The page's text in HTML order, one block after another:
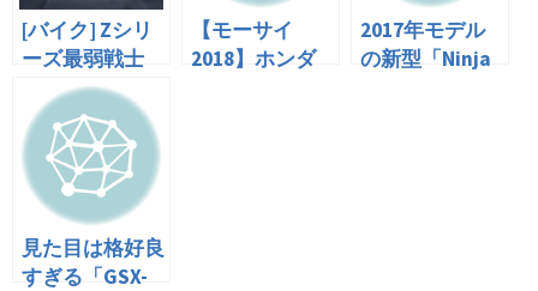
[バイク] Zシリ
ーズ最弱戦士
「Z125 Pro」の
PVが寒い
【モーサイ
2018】ホンダ
2017年モデル
の新型「Ninja
見た目は格好良
すぎる「GSX-